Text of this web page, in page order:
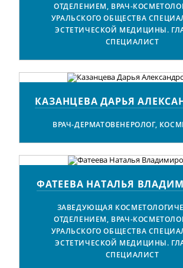
ОТДЕЛЕНИЕМ, ВРАЧ-
УРАЛЬСКОГО ОБЩЕСТВА
ЭСТЕТИЧЕСКОЙ МЕДИЦИНЫ.
СПЕЦИАЛИСТ
КАЗАНЦЕВА ДАРЬЯ
ВРАЧ-ДЕРМАТОВЕНЕРОЛОГ,
ФАТЕЕВА НАТАЛЬЯ
ЗАВЕДУЮЩАЯ
ОТДЕЛЕНИЕМ, ВРАЧ-
УРАЛЬСКОГО ОБЩЕСТВА
ЭСТЕТИЧЕСКОЙ МЕДИЦИНЫ.
СПЕЦИАЛИСТ